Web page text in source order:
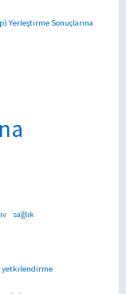
Yerleştirme Sonuçlarına
sağlık
yetkilendirme